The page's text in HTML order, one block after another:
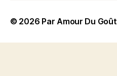
© 2026 Par Amour Du Goût